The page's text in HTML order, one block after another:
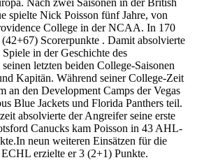
spielte Nick Poisson fünf Jahre, von
College in der NCAA. In 170
Scorerpunkte . Damit absolvierte
in der Geschichte des
letzten beiden College-Saisonen
Kapitän. Während seiner College-Zeit
an den Development Camps der Vegas
Blue Jackets und Florida Panthers teil.
absolvierte der Angreifer seine erste
Canucks kam Poisson in 43 AHL-
neun weiteren Einsätzen für die
erzielte er 3 (2+1) Punkte.